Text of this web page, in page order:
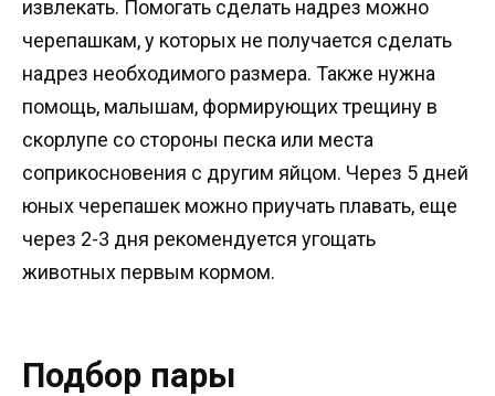
извлекать. Помогать сделать надрез можно
черепашкам, у которых не получается сделать
надрез необходимого размера. Также нужна
помощь, малышам, формирующих трещину в
скорлупе со стороны песка или места
соприкосновения с другим яйцом. Через 5 дней
юных черепашек можно приучать плавать, еще
через 2-3 дня рекомендуется угощать
животных первым кормом.
Подбор пары